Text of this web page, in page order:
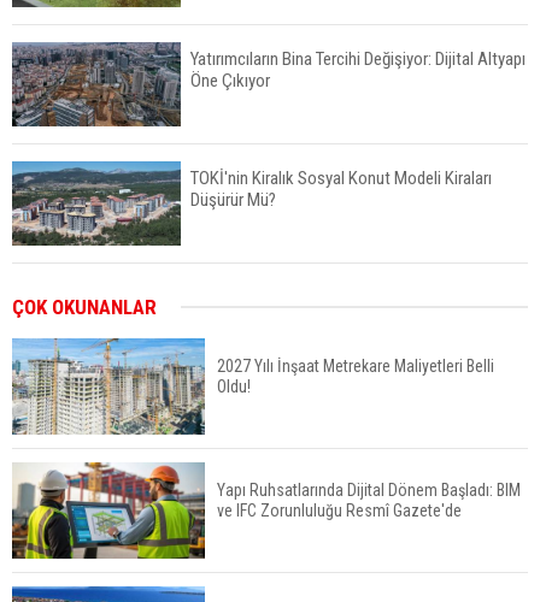
Yatırımcıların Bina Tercihi Değişiyor: Dijital Altyapı
Öne Çıkıyor
TOKİ'nin Kiralık Sosyal Konut Modeli Kiraları
Düşürür Mü?
Konut Satışları Güçlü Seyrini Korudu Yabancıya
Satış Geriledi
ABD'de İnşaat Harcamaları Geriledi
ÇOK OKUNANLAR
2027 Yılı İnşaat Metrekare Maliyetleri Belli
Oldu!
Yapı Ruhsatlarında Dijital Dönem Başladı: BIM
ve IFC Zorunluluğu Resmî Gazete'de